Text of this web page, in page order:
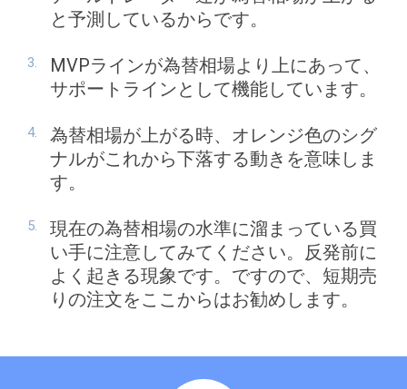
と予測しているからです。
MVPラインが為替相場より上にあって、
サポートラインとして機能しています。
為替相場が上がる時、オレンジ色のシグ
ナルがこれから下落する動きを意味しま
す。
現在の為替相場の水準に溜まっている買
い手に注意してみてください。反発前に
よく起きる現象です。ですので、短期売
りの注文をここからはお勧めします。